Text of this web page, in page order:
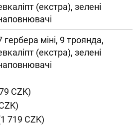
(екстра), зелені
гербера міні, 9 троянда,
(екстра), зелені
CZK)
719 CZK)